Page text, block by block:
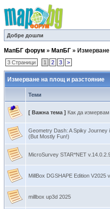
Добре дошли
МапБГ форум » МапБГ »
3 Страници 1 2 3 >
Измерване на площ и разстояние
Теми
[ Важна тема ] Как да
Geometry Dash: A Spiky Journey
(But Mostly Fun!)
MicroSurvey STAR*NET
MillBox DGSHAPE Edition V2025
millbox up3d 2025